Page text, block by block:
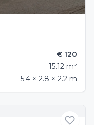
€ 120
15.12 m²
5.4 × 2.8 × 2.2 m